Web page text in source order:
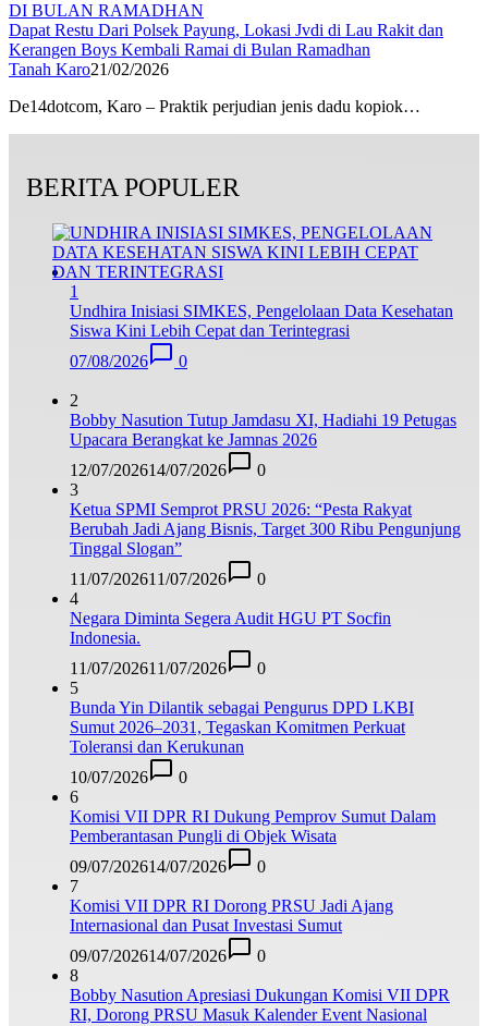
Dapat Restu Dari Polsek Payung, Lokasi Jvdi di Lau Rakit dan
Kerangen Boys Kembali Ramai di Bulan Ramadhan
Tanah Karo21/02/2026
De14dotcom, Karo – Praktik perjudian jenis dadu kopiok…
BERITA POPULER
1
Undhira Inisiasi SIMKES, Pengelolaan Data Kesehatan
Siswa Kini Lebih Cepat dan Terintegrasi
07/08/2026
0
2
Bobby Nasution Tutup Jamdasu XI, Hadiahi 19 Petugas
Upacara Berangkat ke Jamnas 2026
12/07/202614/07/2026
0
3
Ketua SPMI Semprot PRSU 2026: “Pesta Rakyat
Berubah Jadi Ajang Bisnis, Target 300 Ribu Pengunjung
Tinggal Slogan”
11/07/202611/07/2026
0
4
Negara Diminta Segera Audit HGU PT Socfin
Indonesia.
11/07/202611/07/2026
0
5
Bunda Yin Dilantik sebagai Pengurus DPD LKBI
Sumut 2026–2031, Tegaskan Komitmen Perkuat
Toleransi dan Kerukunan
10/07/2026
0
6
Komisi VII DPR RI Dukung Pemprov Sumut Dalam
Pemberantasan Pungli di Objek Wisata
09/07/202614/07/2026
0
7
Komisi VII DPR RI Dorong PRSU Jadi Ajang
Internasional dan Pusat Investasi Sumut
09/07/202614/07/2026
0
8
Bobby Nasution Apresiasi Dukungan Komisi VII DPR
RI, Dorong PRSU Masuk Kalender Event Nasional